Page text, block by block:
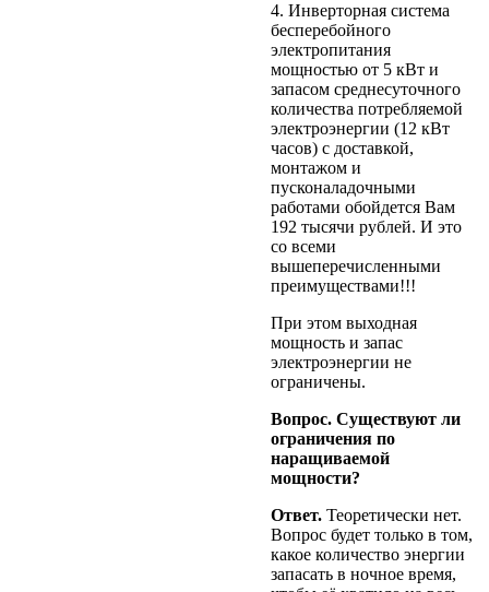
4. Инверторная система
бесперебойного
электропитания
мощностью от 5 кВт и
запасом среднесуточного
количества потребляемой
электроэнергии (12 кВт
часов) с доставкой,
монтажом и
пусконаладочными
работами обойдется Вам
192 тысячи рублей. И это
со всеми
вышеперечисленными
преимуществами!!!
При этом выходная
мощность и запас
электроэнергии не
ограничены.
Вопрос. Существуют ли
ограничения по
наращиваемой
мощности?
Ответ. Теоретически нет.
Вопрос будет только в том,
какое количество энергии
запасать в ночное время,